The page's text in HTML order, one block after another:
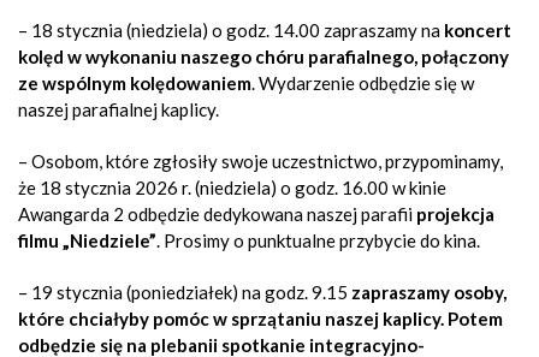
– 18 stycznia (niedziela) o godz. 14.00 zapraszamy na koncert
kolęd w wykonaniu naszego chóru parafialnego, połączony
ze wspólnym kolędowaniem. Wydarzenie odbędzie się w
naszej parafialnej kaplicy.
– Osobom, które zgłosiły swoje uczestnictwo, przypominamy,
że 18 stycznia 2026 r. (niedziela) o godz. 16.00 w kinie
Awangarda 2 odbędzie dedykowana naszej parafii projekcja
filmu „Niedziele”. Prosimy o punktualne przybycie do kina.
– 19 stycznia (poniedziałek) na godz. 9.15 zapraszamy osoby,
które chciałyby pomóc w sprzątaniu naszej kaplicy. Potem
odbędzie się na plebanii spotkanie integracyjno-